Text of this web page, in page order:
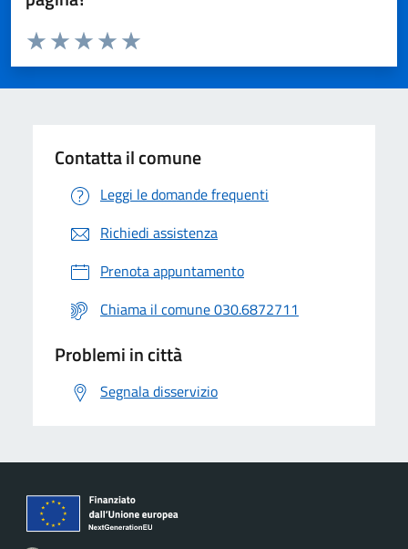
Valuta da 1 a 5 stelle la pagina
Valuta 5 stelle su 5
Valuta 4 stelle su 5
Valuta 3 stelle su 5
Valuta 2 stelle su 5
Valuta 1 stelle su 5
Contatta il comune
Leggi le domande frequenti
Richiedi assistenza
Prenota appuntamento
Chiama il comune 030.6872711
Problemi in città
Segnala disservizio